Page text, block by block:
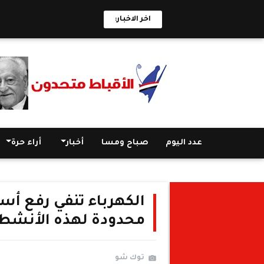
اخر الاخبار:
عدد اليوم صباح ومسا أخبار أراء حرة
الكهرباء تنفي رفع
محدودة لهذه
توك شو